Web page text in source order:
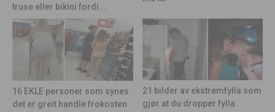
truse eller bikini fordi...
16 EKLE personer som synes
det er greit handle frokosten
21 bilder av ekstremfylla som
gjør at du dropper fylla